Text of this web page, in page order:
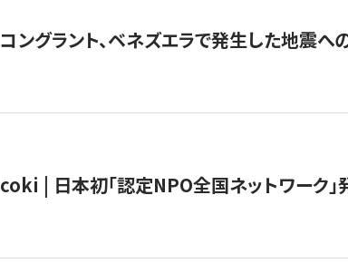
コングラント、ベネズエラで発生した地震へ
coki | 日本初「認定NPO全国ネットワーク